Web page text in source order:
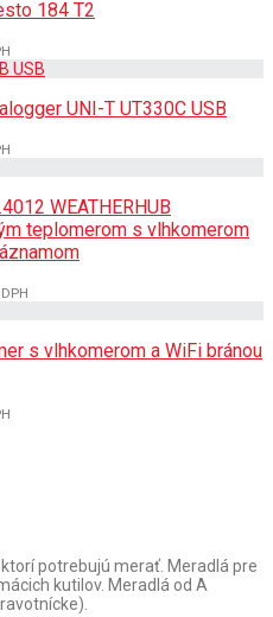
184 T2
UNI-T UT330C USB
WEATHERHUB
teplomerom s vlhkomerom
s vlhkomerom a WiFi bránou
potrebujú merať. Meradlá pre
kutilov. Meradlá od A